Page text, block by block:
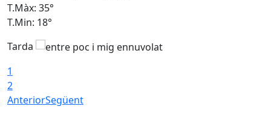
T.Màx: 35°
T.Min: 18°
Tarda
1
2
AnteriorSegüent